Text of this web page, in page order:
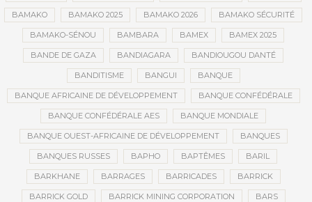
BAMAKO BAMAKO 2025 BAMAKO 2026 BAMAKO SÉCURITÉ
BAMAKO-SÉNOU BAMBARA BAMEX BAMEX 2025
BANDE DE GAZA BANDIAGARA BANDIOUGOU DANTÉ
BANDITISME BANGUI BANQUE
BANQUE AFRICAINE DE DÉVELOPPEMENT BANQUE CONFÉDÉRALE
BANQUE CONFÉDÉRALE AES BANQUE MONDIALE
BANQUE OUEST-AFRICAINE DE DÉVELOPPEMENT BANQUES
BANQUES RUSSES BAPHO BAPTÊMES BARIL
BARKHANE BARRAGES BARRICADES BARRICK
BARRICK GOLD BARRICK MINING CORPORATION BARS